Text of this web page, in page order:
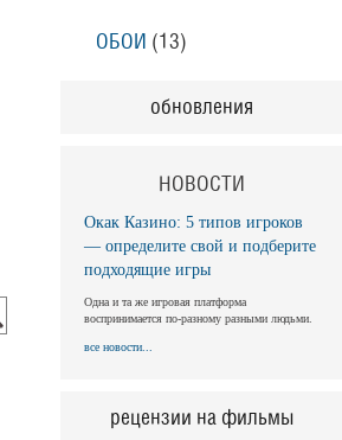
ОБОИ (13)
обновления
НОВОСТИ
Окак Казино: 5 типов игроков
— определите свой и подберите
подходящие игры
Одна и та же игровая платформа
воспринимается по-разному разными людьми.
все новости...
рецензии на фильмы